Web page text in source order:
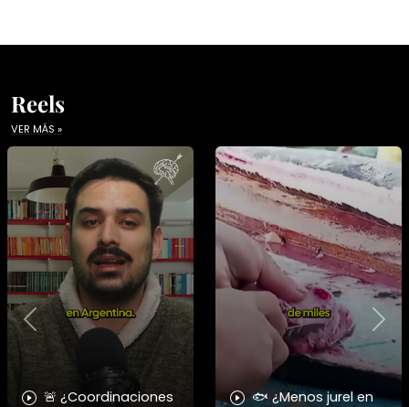
Reels
VER MÁS »
🚨 ¿Coordinaciones
🐟 ¿Menos jurel en
Previous